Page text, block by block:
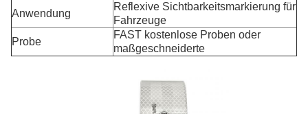
Anwendung
Reflexive Sichtbarkeitsmarkierung für
Fahrzeuge
Probe
FAST kostenlose Proben oder
maßgeschneiderte